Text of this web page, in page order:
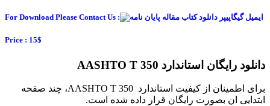
For Download Please Contact Us :
Price : 15$
دانلود رایگان استاندارد AASHTO T 350
برای اطمینان از کیفیت استاندارد AASHTO T 350، چند صفحه
ابتدایی ان بصورت رایگان قرار داده شده است.